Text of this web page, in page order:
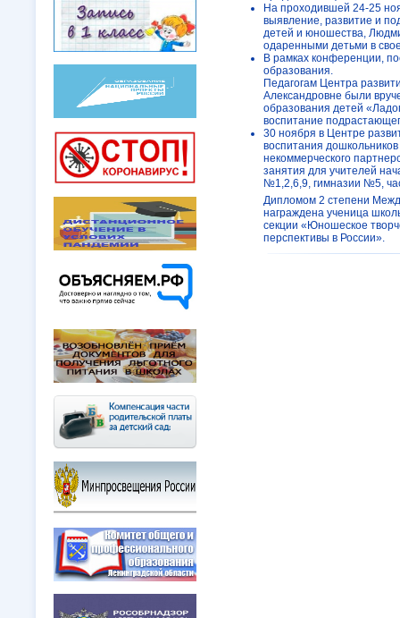
На проходившей 24-25
выявление, развитие и
детей и юношества,
одаренными детьми в
В рамках конференции,
образования.
Педагогам Центра
Александровне были
образования детей
воспитание
30 ноября в Центре
воспитания
некоммерческого
занятия для учителей
№1,2,6,9, гимназии №5,
Дипломом 2 степени
награждена ученица
секции «Юношеское
перспективы в России».